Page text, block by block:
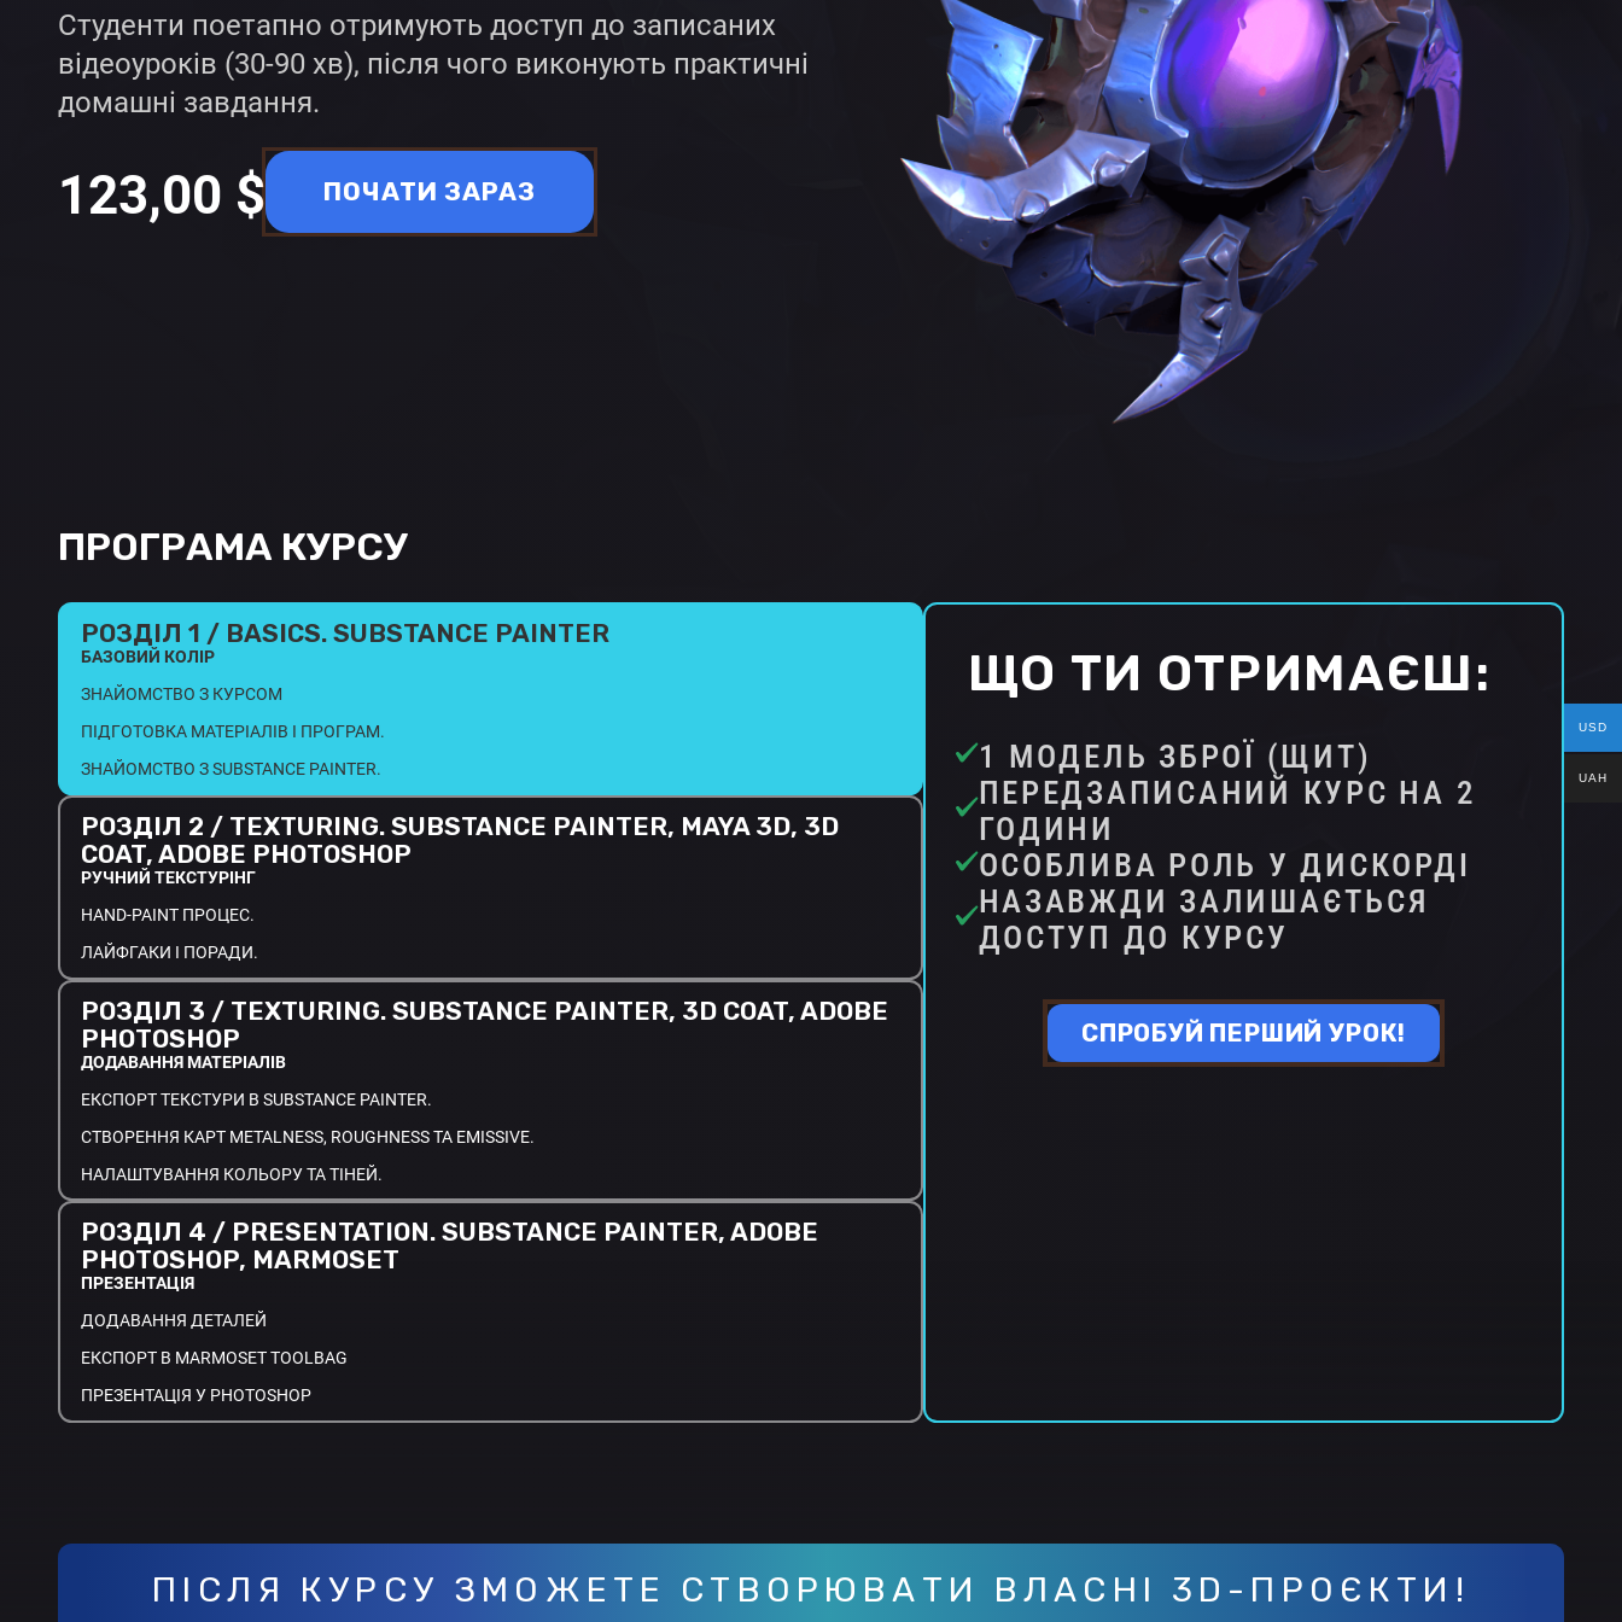
Студенти поетапно отримують доступ до записаних
відеоуроків (30-90 хв), після чого виконують практичні
домашні завдання.
123,00 $ ПОЧАТИ ЗАРАЗ
ПРОГРАМА КУРСУ
РОЗДІЛ 1 / BASICS. SUBSTANCE PAINTER
БАЗОВИЙ КОЛІР
ЗНАЙОМСТВО З КУРСОМ
ПІДГОТОВКА МАТЕРІАЛІВ І ПРОГРАМ.
ЗНАЙОМСТВО З SUBSTANCE PAINTER.
РОЗДІЛ 2 / TEXTURING. SUBSTANCE PAINTER, MAYA 3D, 3D
COAT, ADOBE PHOTOSHOP
РУЧНИЙ ТЕКСТУРІНГ
HAND-PAINT ПРОЦЕС.
ЛАЙФГАКИ І ПОРАДИ.
РОЗДІЛ 3 / TEXTURING. SUBSTANCE PAINTER, 3D COAT, ADOBE
PHOTOSHOP
ДОДАВАННЯ МАТЕРІАЛІВ
ЕКСПОРТ ТЕКСТУРИ В SUBSTANCE PAINTER.
СТВОРЕННЯ КАРТ METALNESS, ROUGHNESS ТА EMISSIVE.
НАЛАШТУВАННЯ КОЛЬОРУ ТА ТІНЕЙ.
РОЗДІЛ 4 / PRESENTATION. SUBSTANCE PAINTER, ADOBE
PHOTOSHOP, MARMOSET
ПРЕЗЕНТАЦІЯ
ДОДАВАННЯ ДЕТАЛЕЙ
ЕКСПОРТ В MARMOSET TOOLBAG
ПРЕЗЕНТАЦІЯ У PHOTOSHOP
ЩО ТИ ОТРИМАЄШ:
1 МОДЕЛЬ ЗБРОЇ (ЩИТ)
ПЕРЕДЗАПИСАНИЙ КУРС НА 2
ГОДИНИ
ОСОБЛИВА РОЛЬ У ДИСКОРДІ
НАЗАВЖДИ ЗАЛИШАЄТЬСЯ
ДОСТУП ДО КУРСУ
СПРОБУЙ ПЕРШИЙ УРОК!
ПІСЛЯ КУРСУ ЗМОЖЕТЕ СТВОРЮВАТИ ВЛАСНІ 3D-ПРОЄКТИ!
USD
UAH